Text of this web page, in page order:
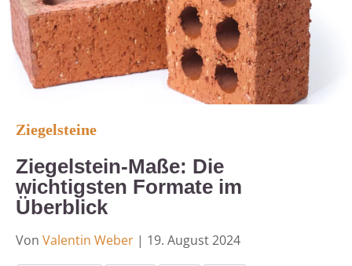
Ziegelsteine
Ziegelstein-Maße: Die
wichtigsten Formate im
Überblick
Von Valentin Weber | 19. August 2024